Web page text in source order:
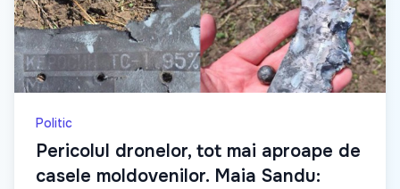
Politic
Pericolul dronelor, tot mai aproape de
casele moldovenilor. Maia Sandu: